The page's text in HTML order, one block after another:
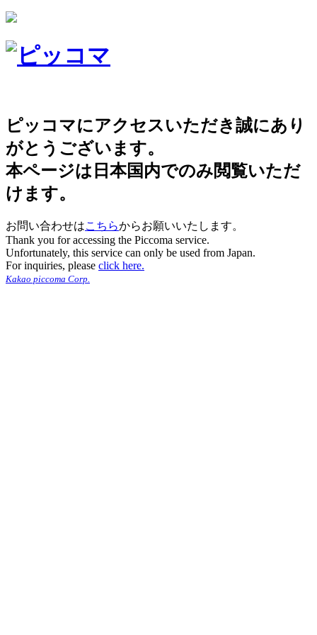
ピッコマにアクセスいただき誠にあり
がとうございます。
本ページは日本国内でのみ閲覧いただ
けます。
お問い合わせはこちらからお願いいたします。
Thank you for accessing the Piccoma service.
Unfortunately, this service can only be used from Japan.
For inquiries, please click here.
Kakao piccoma Corp.